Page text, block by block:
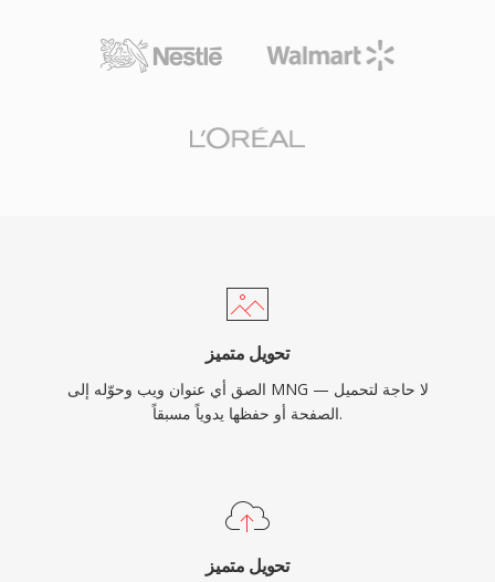
تحويل متميز
الصق أي عنوان ويب وحوّله إلى MNG — لا حاجة لتحميل
الصفحة أو حفظها يدوياً مسبقاً.
تحويل متميز